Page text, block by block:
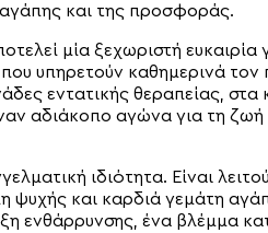
αγάπης και της προσφοράς.
μία ξεχωριστή
υπηρετούν καθημερινά
εντατικής θεραπείας, στα
αδιάκοπο αγώνα για τη ζωή
ιδιότητα. Είναι
ψυχής και καρδιά γεμάτη
ενθάρρυνσης, ένα βλέμμα